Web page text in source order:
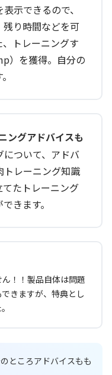
示できるので、
残り時間などを可
トレーニングす
）を獲得。自分の
ングアドバイスも
ついて、アドバ
トレーニング知識
たトレーニング
きます。
！！製品自体は問題
きますが、特典とし
ところアドバイスもも